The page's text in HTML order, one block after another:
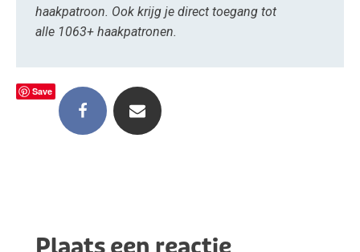
haakpatroon. Ook krijg je direct toegang tot
alle 1063+ haakpatronen.
Save